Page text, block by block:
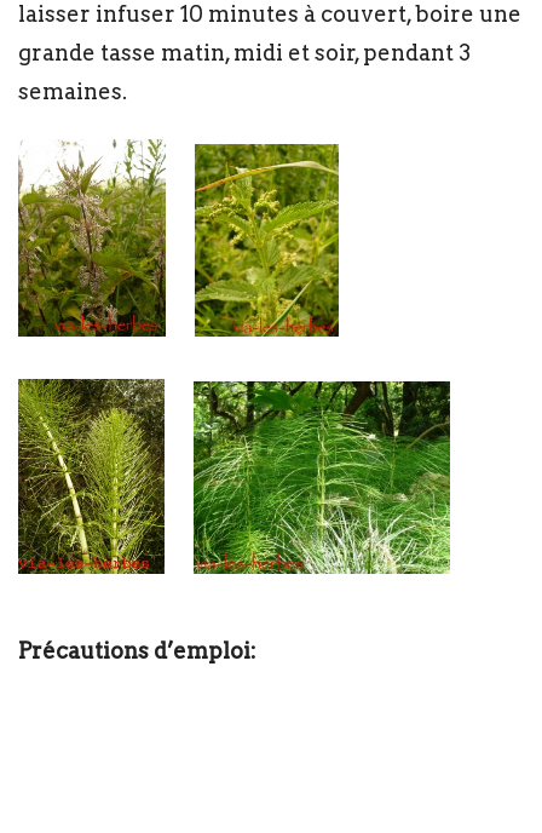
laisser infuser 10 minutes à couvert, boire une
grande tasse matin, midi et soir, pendant 3
semaines.
Précautions d’emploi: